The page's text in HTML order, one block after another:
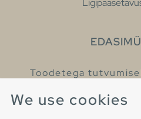
We use cookies
Toodetega